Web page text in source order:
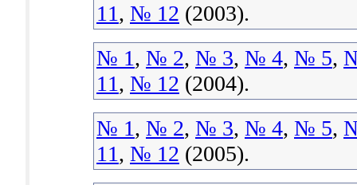
11, № 12 (2003).
№ 1, № 2, № 3, № 4, № 5,
11, № 12 (2004).
№ 1, № 2, № 3, № 4, № 5,
11, № 12 (2005).